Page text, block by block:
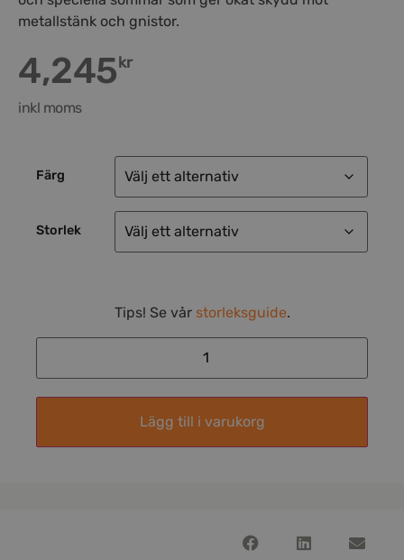
metallstänk och gnistor.
4,245kr
inkl moms
Färg
Storlek
Tips! Se vår storleksguide.
Lägg till i varukorg